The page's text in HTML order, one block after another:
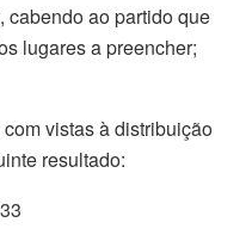
cabendo ao partido que
lugares a preencher;
vistas à distribuição
resultado: